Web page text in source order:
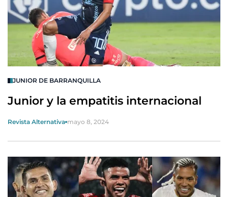
JUNIOR DE BARRANQUILLA
Junior y la empatitis internacional
Revista Alternativa mayo 8, 2024